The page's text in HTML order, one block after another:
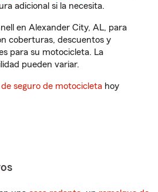
adicional si la necesita.
en Alexander City, AL, para
coberturas, descuentos y
para su motocicleta. La
pueden variar.
seguro de motocicleta hoy